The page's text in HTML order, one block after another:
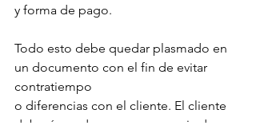
y forma de pago.
Todo esto debe quedar plasmado en
un documento con el fin de evitar
contratiempo
o diferencias con el cliente. El cliente
deberá quedarse con una copia de